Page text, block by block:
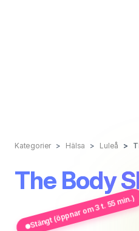
Kategorier Hälsa Luleå
The Body
Stängt (öppnar om 3 t. 55 min.)